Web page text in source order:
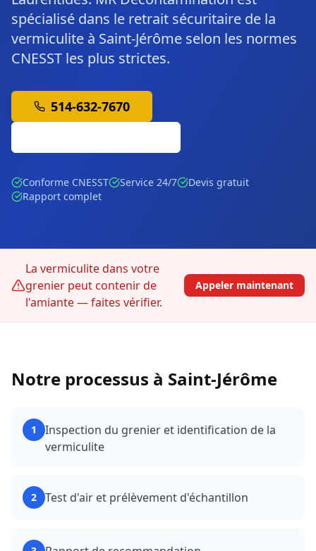
spécialisé dans le retrait sécuritaire de la
vermiculite à Saint-Jérôme selon les normes
CNESST les plus strictes.
514-632-7670
Conforme CNESST Service 24/7
Devis gratuit
Rapport complet
La vermiculite dans votre
grenier peut contenir de
l'amiante — faites vérifier.
Appeler maintenant
Notre processus à Saint-Jérôme
1
Inspection du grenier et identification de la
vermiculite
2 Test d'air et prélèvement d'échantillon